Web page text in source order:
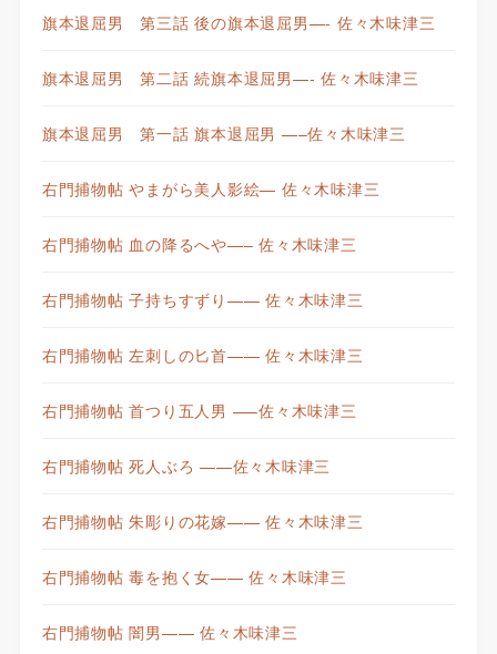
旗本退屈男 第三話 後の旗本退屈男—- 佐々木味津三
旗本退屈男 第二話 続旗本退屈男—- 佐々木味津三
旗本退屈男 第一話 旗本退屈男 —–佐々木味津三
右門捕物帖 やまがら美人影絵— 佐々木味津三
右門捕物帖 血の降るへや—– 佐々木味津三
右門捕物帖 子持ちすずり—— 佐々木味津三
右門捕物帖 左刺しの匕首—— 佐々木味津三
右門捕物帖 首つり五人男 —–佐々木味津三
右門捕物帖 死人ぶろ ——佐々木味津三
右門捕物帖 朱彫りの花嫁—— 佐々木味津三
右門捕物帖 毒を抱く女—— 佐々木味津三
右門捕物帖 闇男—— 佐々木味津三